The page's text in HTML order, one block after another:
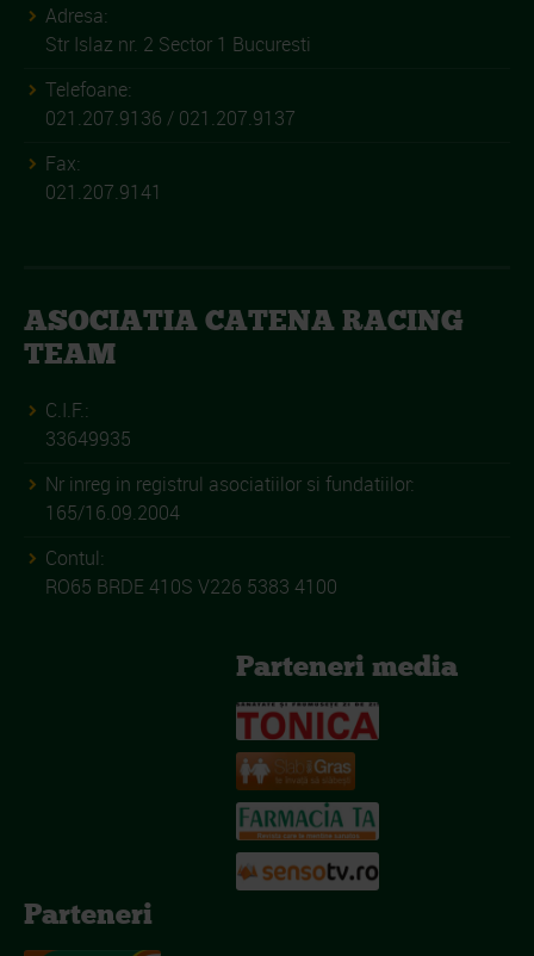
Adresa:
Str Islaz nr. 2 Sector 1 Bucuresti
Telefoane:
021.207.9136 / 021.207.9137
Fax:
021.207.9141
ASOCIATIA CATENA RACING
TEAM
C.I.F.:
33649935
Nr inreg in registrul asociatiilor si fundatiilor:
165/16.09.2004
Contul:
RO65 BRDE 410S V226 5383 4100
Parteneri
Parteneri media